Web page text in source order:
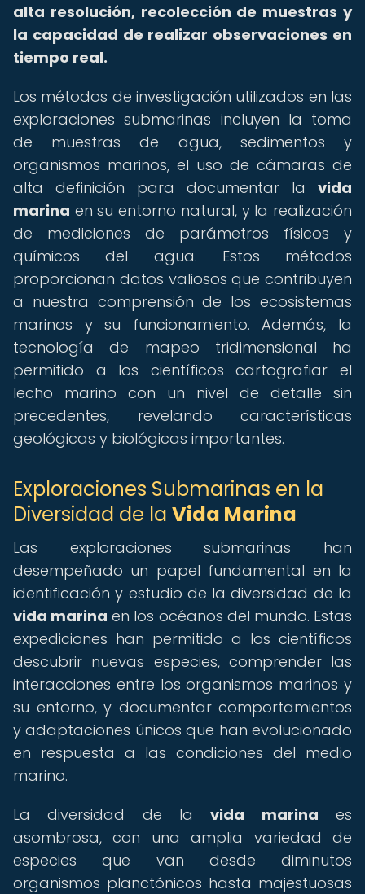
alta resolución, recolección de muestras y
la capacidad de realizar observaciones en
tiempo real.
Los métodos de investigación utilizados en las
exploraciones submarinas incluyen la toma
de muestras de agua, sedimentos y
organismos marinos, el uso de cámaras de
alta definición para documentar la vida
marina en su entorno natural, y la realización
de mediciones de parámetros físicos y
químicos del agua. Estos métodos
proporcionan datos valiosos que contribuyen
a nuestra comprensión de los ecosistemas
marinos y su funcionamiento. Además, la
tecnología de mapeo tridimensional ha
permitido a los científicos cartografiar el
lecho marino con un nivel de detalle sin
precedentes, revelando características
geológicas y biológicas importantes.
Exploraciones Submarinas en la
Diversidad de la Vida Marina
Las exploraciones submarinas han
desempeñado un papel fundamental en la
identificación y estudio de la diversidad de la
vida marina en los océanos del mundo. Estas
expediciones han permitido a los científicos
descubrir nuevas especies, comprender las
interacciones entre los organismos marinos y
su entorno, y documentar comportamientos
y adaptaciones únicos que han evolucionado
en respuesta a las condiciones del medio
marino.
La diversidad de lavida marina es
asombrosa, con una amplia variedad de
especies que van desde diminutos
organismos planctónicos hasta majestuosas